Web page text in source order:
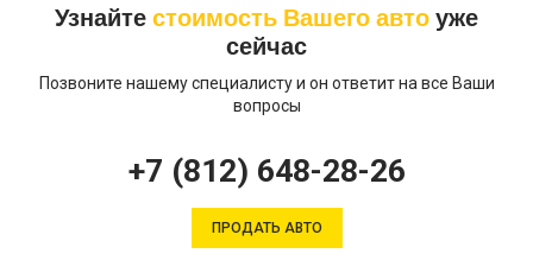
Узнайтестоимость Вашего автоуже
сейчас
Позвоните нашему специалисту и он ответит на все Ваши
вопросы
+7 (812) 648-28-26
ПРОДАТЬ АВТО